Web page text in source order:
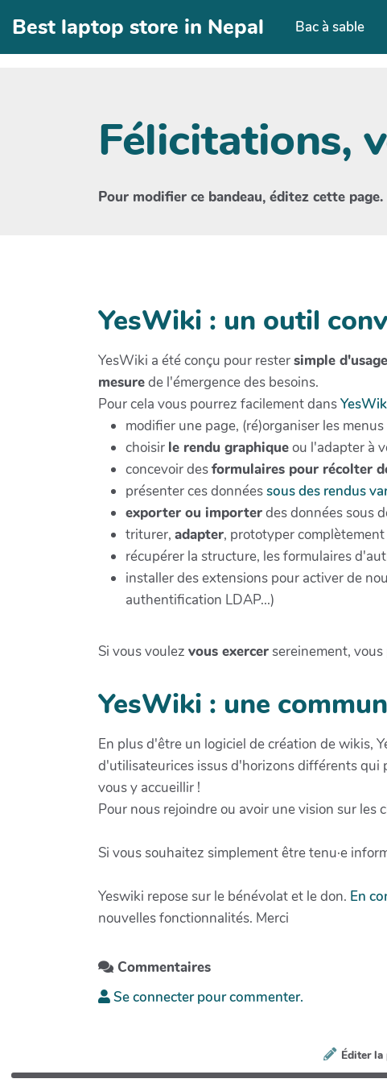
Aller au contenu principal
Best laptop store in Nepal Bac à sable
Félicitations,
Pour modifier ce bandeau, éditez cette page.
YesWiki : un outil
YesWiki a été conçu pour restersimple d'usage
mesurede l'émergence des besoins.
Pour cela vous pourrez facilement dans
modifier une page, (ré)organiser les menus
choisir le rendu graphiqueou l'adapter à
concevoir desformulaires pour récolter
présenter ces donnéessous des rendus
exporter ou importerdes données sous
triturer, adapter, prototyper
récupérer la structure, les formulaires
installer des extensions pour activer de
authentification LDAP...)
Si vous voulez vous exercersereinement,
YesWiki : une
En plus d'être un logiciel de création de wikis,
d'utilisateurices issus d'horizons différents qui
vous y accueillir !
Pour nous rejoindre ou avoir une vision sur
Si vous souhaitez simplement être tenu·e
Yeswiki repose sur le bénévolat et le don. En
nouvelles fonctionnalités. Merci
Commentaires
Se connecter pour commenter.
Éditer la